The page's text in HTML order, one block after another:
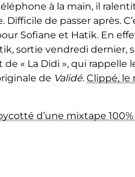
à la main, il
de passer après.
Sofiane et Hatik. En
sortie vendredi dernier,
« La Didi », qui rappelle
de Validé. Clippé, le
d’une mixtape 100%